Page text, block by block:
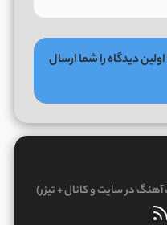
دیدگاه را شما ارسال
در سایت و کانال + تیزر)